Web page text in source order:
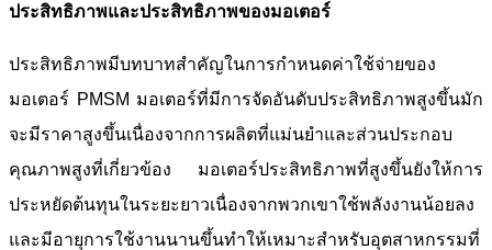
ประสิทธิภาพและประสิทธิภาพของมอเตอร์
ประสิทธิภาพมีบทบาทสำคัญในการกำหนดค่าใช้จ่ายของ
มอเตอร์ PMSM มอเตอร์ที่มีการจัดอันดับประสิทธิภาพสูงขึ้นมัก
จะมีราคาสูงขึ้นเนื่องจากการผลิตที่แม่นยำและส่วนประกอบ
คุณภาพสูงที่เกี่ยวข้อง มอเตอร์ประสิทธิภาพที่สูงขึ้นยังให้การ
ประหยัดต้นทุนในระยะยาวเนื่องจากพวกเขาใช้พลังงานน้อยลง
และมีอายุการใช้งานนานขึ้นทำให้เหมาะสำหรับอุตสาหกรรมที่